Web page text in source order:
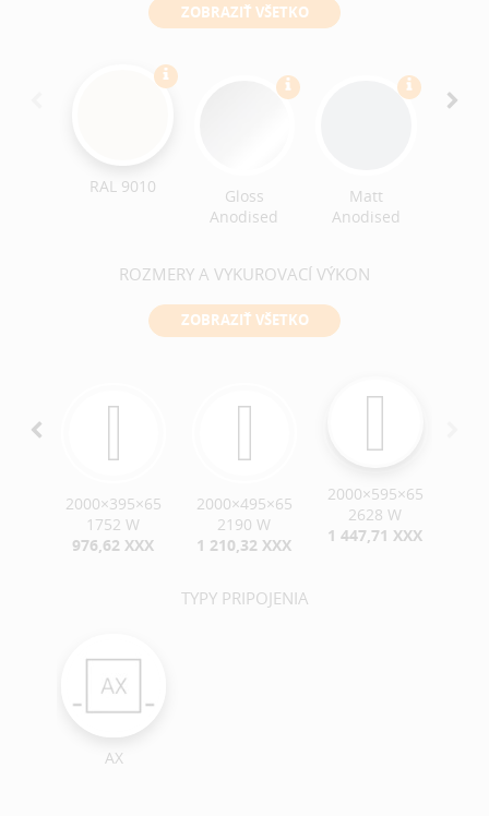
ZOBRAZIŤ VŠETKO
RAL 9010
Gloss
Anodised
Matt
Anodised
ROZMERY A VYKUROVACÍ VÝKON
ZOBRAZIŤ VŠETKO
2000×395×65
1752 W
976,62 XXX
2000×495×65
2190 W
1 210,32 XXX
2000×595×65
2628 W
1 447,71 XXX
TYPY PRIPOJENIA
AX